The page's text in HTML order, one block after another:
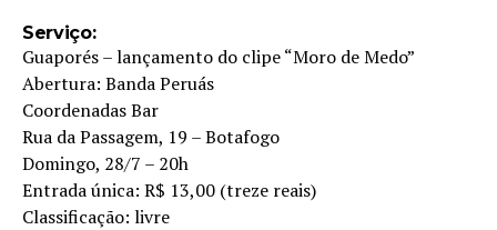
Serviço:
Guaporés – lançamento do clipe “Moro de Medo”
Abertura: Banda Peruás
Coordenadas Bar
Rua da Passagem, 19 – Botafogo
Domingo, 28/7 – 20h
Entrada única: R$ 13,00 (treze reais)
Classificação: livre